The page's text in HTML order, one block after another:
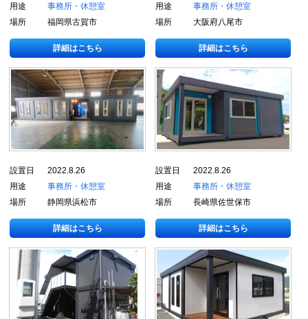
用途
事務所・休憩室
場所
福岡県古賀市
詳細はこちら
用途
事務所・休憩室
場所
大阪府八尾市
詳細はこちら
設置日
2022.8.26
用途
事務所・休憩室
場所
静岡県浜松市
詳細はこちら
設置日
2022.8.26
用途
事務所・休憩室
場所
長崎県佐世保市
詳細はこちら